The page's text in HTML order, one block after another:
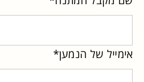
לא
זמיןמקבל
מתנה
פתוח
אימייל של הנמען*